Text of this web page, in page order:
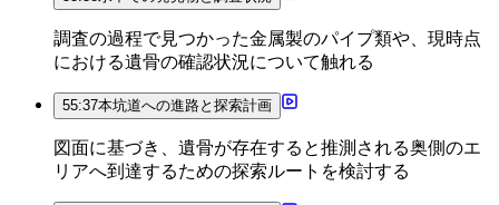
調査の過程で見つかった金属製のパイプ類や、現時点
における遺骨の確認状況について触れる
55:37本坑道への進路と探索計画
図面に基づき、遺骨が存在すると推測される奥側のエ
リアへ到達するための探索ルートを検討する